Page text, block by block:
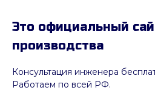
Консультация инженера
Работаем по всей РФ.
Это официальный
производства